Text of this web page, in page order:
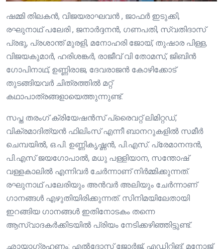
ഷമ്മി തിലകൻ, വിജയരാഘവൻ , ജാഫർ ഇടുക്കി,
രഘുനാഥ് പലേരി , ജനാർദ്ദനൻ, ഗണപതി, സ്വതിദാസ്
പ്രഭു, പ്രശാന്ത് മുരളി, മനോഹരി ജോയ്, തുഷാര പിള്ള,
വിജയകുമാർ, ഹരിശങ്കർ, രാജീവ് വി തോമസ്, ജിബിൻ
ഗോപിനാഥ്, ഉണ്ണിരാജ, ദേവരാജൻ കോഴിക്കോട്
തുടങ്ങിയവർ ചിത്രത്തിൽ മറ്റ്
കഥാപാത്രങ്ങളായെത്തുന്നുണ്ട്.
സപ്ത തരംഗ് ക്രിയേഷൻസ് പ്രൈവറ്റ് ലിമിറ്റഡ്,
വിക്രമാദിത്യൻ ഫിലിംസ് എന്നീ ബാനറുകളിൽ സമീർ
ചെമ്പയിൽ, ഒ.പി. ഉണ്ണികൃഷ്ണൻ, പി.എസ്. പ്രേമാനന്ദൻ,
പി.എസ് ജയഗോപാൽ, മധു പള്ളിയാന, സന്തോഷ്
വള്ളകാലിൽ എന്നിവർ ചേർന്നാണ് നിർമ്മിക്കുന്നത്.
രഘുനാഥ് പലേരിയും അൻവർ അലിയും ചേർന്നാണ് ​
ഗാനങ്ങൾ എഴുതിയിരിക്കുന്നത്. സിനിമയിലേതായി
ഇറങ്ങിയ ഗാനങ്ങൾ ഇതിനോടകം തന്നെ
ആസ്വാദകർക്കിടയിൽ പ്രിയം നേടിക്കഴിഞ്ഞിട്ടുണ്ട്.
ഛായാഗ്രഹണം: എൽദോസ് ജോർജ്, എഡിറ്റിങ്: മനോജ്